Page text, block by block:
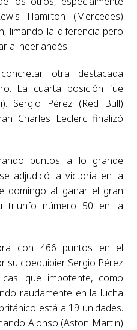
Hamilton (Mercedes)
limando la diferencia pero
al neerlandés.
otra destacada
La cuarta posición fue
Sergio Pérez (Red Bull)
Charles Leclerc finalizó
puntos a lo grande
adjudicó la victoria en la
domingo al ganar el gran
triunfo número 50 en la
con 466 puntos en el
su coequipier Sergio Pérez
que impotente, como
raudamente en la lucha
está a 19 unidades.
Alonso (Aston Martin)